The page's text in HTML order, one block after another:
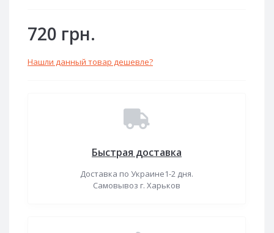
720 грн.
Нашли данный товар дешевле?
Быстрая доставка
Доставка по Украине1-2 дня.
Самовывоз г. Харьков